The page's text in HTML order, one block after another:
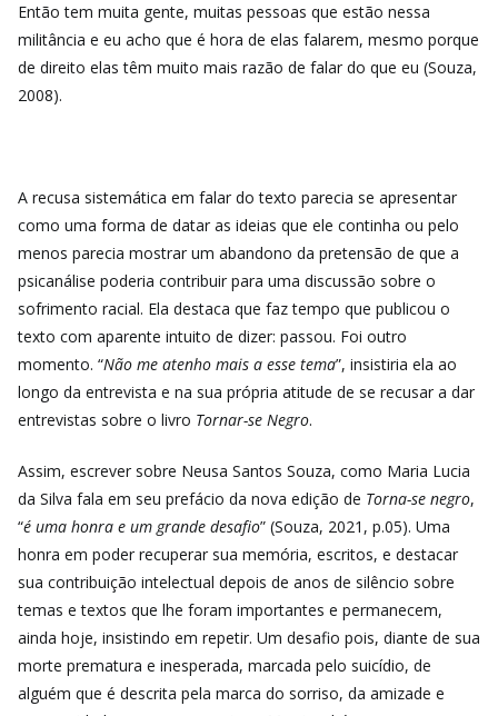
Então tem muita gente, muitas pessoas que estão nessa
militância e eu acho que é hora de elas falarem, mesmo porque
de direito elas têm muito mais razão de falar do que eu (Souza,
2008).
A recusa sistemática em falar do texto parecia se apresentar
como uma forma de datar as ideias que ele continha ou pelo
menos parecia mostrar um abandono da pretensão de que a
psicanálise poderia contribuir para uma discussão sobre o
sofrimento racial. Ela destaca que faz tempo que publicou o
texto com aparente intuito de dizer: passou. Foi outro
momento. “Não me atenho mais a esse tema”, insistiria ela ao
longo da entrevista e na sua própria atitude de se recusar a dar
entrevistas sobre o livro Tornar-se Negro.
Assim, escrever sobre Neusa Santos Souza, como Maria Lucia
da Silva fala em seu prefácio da nova edição de Torna-se negro,
“é uma honra e um grande desafio” (Souza, 2021, p.05). Uma
honra em poder recuperar sua memória, escritos, e destacar
sua contribuição intelectual depois de anos de silêncio sobre
temas e textos que lhe foram importantes e permanecem,
ainda hoje, insistindo em repetir. Um desafio pois, diante de sua
morte prematura e inesperada, marcada pelo suicídio, de
alguém que é descrita pela marca do sorriso, da amizade e